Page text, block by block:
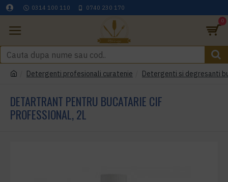
0314 100 110 0740 230 170
0
Detergenti profesionali curatenie Detergenti si degresanti
DETARTRANT PENTRU BUCATARIE CIF
PROFESSIONAL, 2L